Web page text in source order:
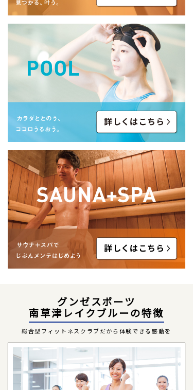
グンゼスポーツ
南草津レイクブルーの特徴
総合型フィットネスクラブだから体験できる感動を